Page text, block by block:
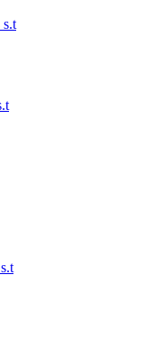
s.t